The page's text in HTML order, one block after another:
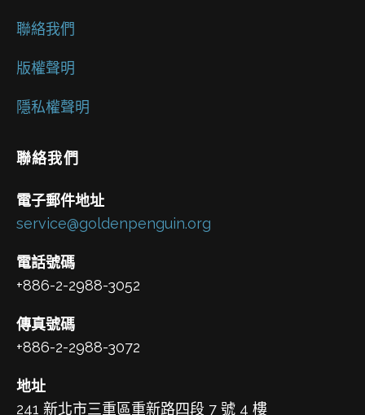
聯絡我們
版權聲明
隱私權聲明
聯絡我們
電子郵件地址
service@goldenpenguin.org
電話號碼
+886-2-2988-3052
傳真號碼
+886-2-2988-3072
地址
241 新北市三重區重新路四段 7 號 4 樓